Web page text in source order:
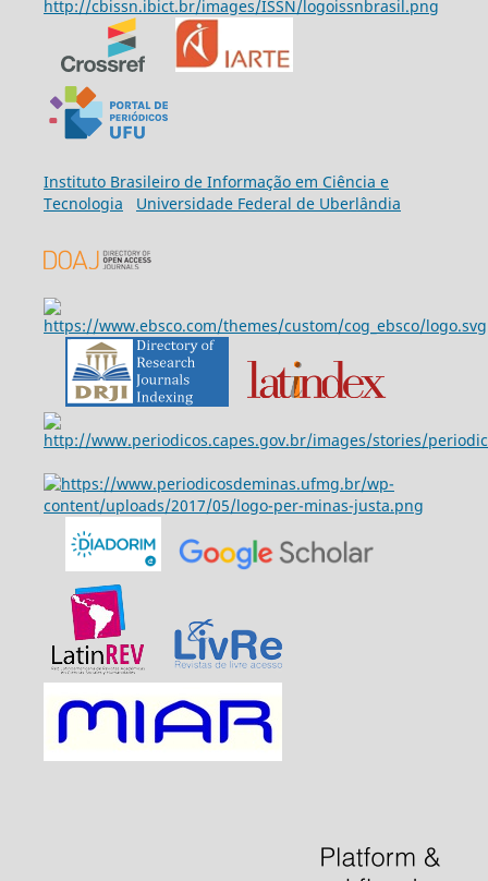
Instituto Brasileiro de Informação em Ciência e
Tecnologia
Universidade Federal de Uberlândia